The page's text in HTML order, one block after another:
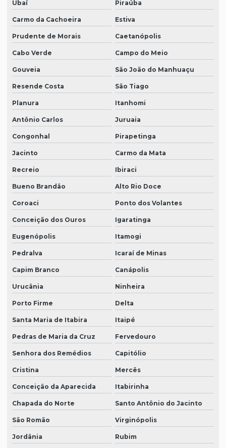
Ubaí Piraúba
Carmo da Cachoeira Estiva
Prudente de Morais Caetanópolis
Cabo Verde Campo do Meio
Gouveia São João do Manhuaçu
Resende Costa São Tiago
Planura Itanhomi
Antônio Carlos Juruaia
Congonhal Pirapetinga
Jacinto Carmo da Mata
Recreio Ibiraci
Bueno Brandão Alto Rio Doce
Coroaci Ponto dos Volantes
Conceição dos Ouros Igaratinga
Eugenópolis Itamogi
Pedralva Icaraí de Minas
Capim Branco Canápolis
Urucânia Ninheira
Porto Firme Delta
Santa Maria de Itabira Itaipé
Pedras de Maria da Cruz Fervedouro
Senhora dos Remédios Capitólio
Cristina Mercês
Conceição da Aparecida Itabirinha
Chapada do Norte Santo Antônio do Jacinto
São Romão Virginópolis
Jordânia Rubim